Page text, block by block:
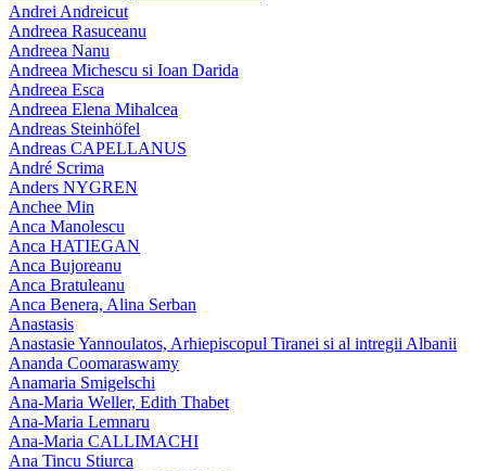
Andrei Andreicut
Andreea Rasuceanu
Andreea Nanu
Andreea Michescu si Ioan Darida
Andreea Esca
Andreea Elena Mihalcea
Andreas Steinhöfel
Andreas CAPELLANUS
André Scrima
Anders NYGREN
Anchee Min
Anca Manolescu
Anca HATIEGAN
Anca Bujoreanu
Anca Bratuleanu
Anca Benera, Alina Serban
Anastasis
Anastasie Yannoulatos, Arhiepiscopul Tiranei si al intregii Albanii
Ananda Coomaraswamy
Anamaria Smigelschi
Ana-Maria Weller, Edith Thabet
Ana-Maria Lemnaru
Ana-Maria CALLIMACHI
Ana Tincu Stiurca